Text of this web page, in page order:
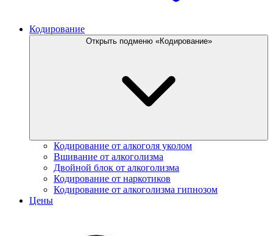
Кодирование
Открыть подменю «Кодирование»
Кодирование от алкоголя уколом
Вшивание от алкоголизма
Двойной блок от алкоголизма
Кодирование от наркотиков
Кодирование от алкоголизма гипнозом
Цены